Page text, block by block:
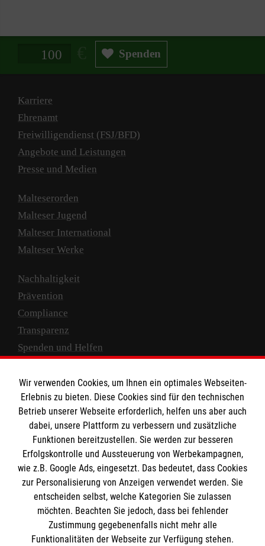
Spendenbetrag in Euro Spenden
Karriere
Ehrenamt
Freiwilligendienst (FSJ/BFD)
Angebote und Leistungen
Presse und Medien
Malteserorden
Malteser Jugend
Malteser International
Malteser Werke
Nachhaltigkeit
Prävention
Compliance
Transparenz
Spenden und Helfen
Empfänger: Malteser Hilfsdienst e.V.
IBAN: DE10 3706 0120 1201 2000 12
BIC: GENODED 1PA7
Wir verwenden Cookies, um Ihnen ein optimales Webseiten-
Erlebnis zu bieten. Diese Cookies sind für den technischen
Betrieb unserer Webseite erforderlich, helfen uns aber auch
dabei, unsere Plattform zu verbessern und zusätzliche
Funktionen bereitzustellen. Sie werden zur besseren
Erfolgskontrolle und Aussteuerung von Werbekampagnen,
wie z.B. Google Ads, eingesetzt. Das bedeutet, dass Cookies
zur Personalisierung von Anzeigen verwendet werden. Sie
entscheiden selbst, welche Kategorien Sie zulassen
möchten. Beachten Sie jedoch, dass bei fehlender
Zustimmung gegebenenfalls nicht mehr alle
Funktionalitäten der Webseite zur Verfügung stehen.